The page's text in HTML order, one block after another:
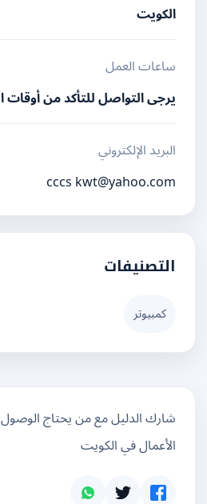
الكويت
ساعات العمل
يرجى التواصل للتأكد من أوقات العمل
البريد الإلكتروني
cccskwt@yahoo.com
التصنيفات
كمبيوتر
شارك الدليل مع من يحتاج الوصول
الأعمال في الكويت